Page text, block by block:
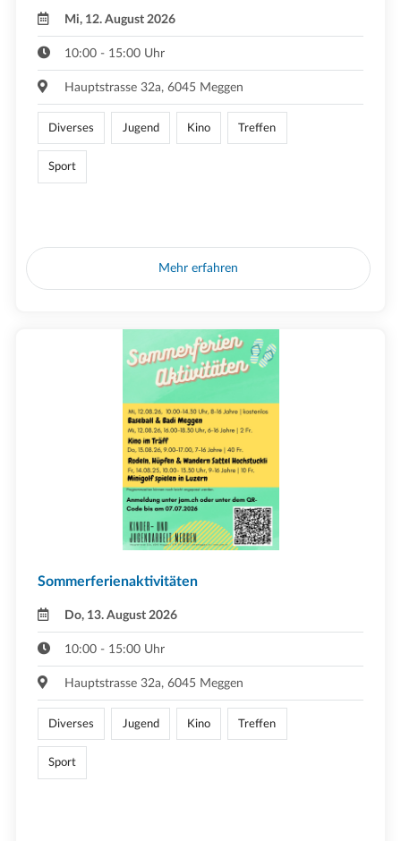
Mi, 12. August 2026
10:00 - 15:00 Uhr
Hauptstrasse 32a, 6045 Meggen
Diverses Jugend Kino Treffen
Sport
Mehr erfahren
Sommerferienaktivitäten
Do, 13. August 2026
10:00 - 15:00 Uhr
Hauptstrasse 32a, 6045 Meggen
Diverses Jugend Kino Treffen
Sport